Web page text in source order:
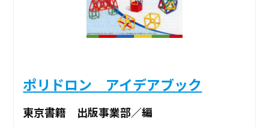
ポリドロン アイデアブック
東京書籍 出版事業部／編